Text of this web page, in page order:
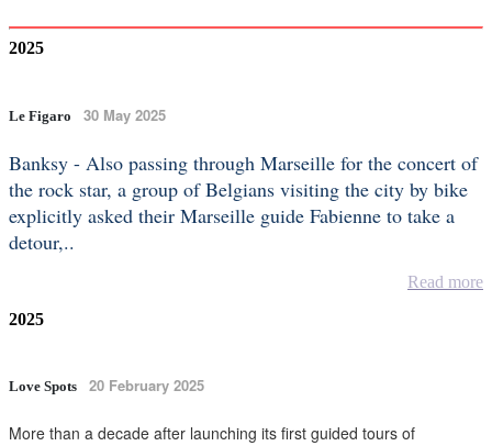
2025
Le Figaro 30 May 2025
Banksy - Also passing through Marseille for the concert of
the rock star, a group of Belgians visiting the city by bike
explicitly asked their Marseille guide Fabienne to take a
detour,..
Read more
2025
Love Spots 20 February 2025
More than a decade after launching its first guided tours of